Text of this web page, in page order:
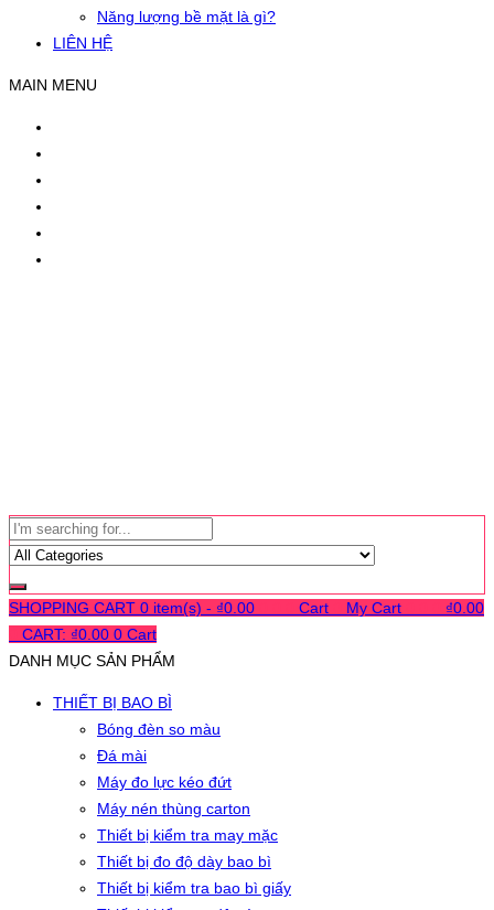
Năng lượng bề mặt là gì?
LIÊN HỆ
MAIN MENU
SHOPPING CART 0 item(s) - ₫0.00 Cart My Cart ₫0.00
CART: ₫0.00 0 Cart
DANH MỤC SẢN PHẨM
THIẾT BỊ BAO BÌ
Bóng đèn so màu
Đá mài
Máy đo lực kéo đứt
Máy nén thùng carton
Thiết bị kiểm tra may mặc
Thiết bị đo độ dày bao bì
Thiết bị kiểm tra bao bì giấy